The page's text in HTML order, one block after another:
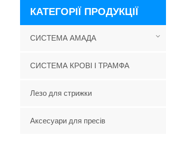
КАТЕГОРІЇ ПРОДУКЦІЇ
СИСТЕМА АМАДА
СИСТЕМА КРОВІ І ТРАМФА
Лезо для стрижки
Аксесуари для пресів